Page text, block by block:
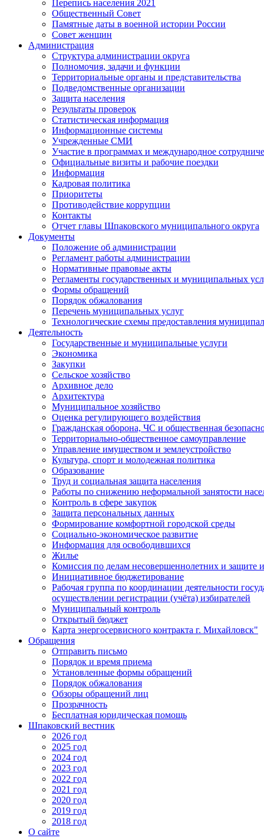
Перепись населения 2021
Общественный Совет
Памятные даты в военной истории России
Совет женщин
Администрация
Структура администрации округа
Полномочия, задачи и функции
Территориальные органы и представительства
Подведомственные организации
Защита населения
Результаты проверок
Статистическая информация
Информационные системы
Учрежденные СМИ
Участие в программах и международное
Официальные визиты и рабочие поездки
Информация
Кадровая политика
Приоритеты
Противодействие коррупции
Контакты
Отчет главы Шпаковского муниципального округа
Документы
Положение об администрации
Регламент работы администрации
Нормативные правовые акты
Регламенты государственных и муниципальных
Формы обращений
Порядок обжалования
Перечень муниципальных услуг
Технологические схемы предоставления
Деятельность
Государственные и муниципальные услуги
Экономика
Закупки
Сельское хозяйство
Архивное дело
Архитектура
Муниципальное хозяйство
Оценка регулирующего воздействия
Гражданская оборона, ЧС и общественная
Территориально-общественное самоуправление
Управление имуществом и землеустройство
Культура, спорт и молодежная политика
Образование
Труд и социальная защита населения
Работы по снижению неформальной занятости
Контроль в сфере закупок
Защита персональных данных
Формирование комфортной городской среды
Социально-экономическое развитие
Информация для освободившихся
Жилье
Комиссия по делам несовершеннолетних и защите
Инициативное бюджетирование
Рабочая группа по координации деятельности
осуществлении регистрации (учёта) избирателей
Муниципальный контроль
Открытый бюджет
Карта энергосервисного контракта г. Михайловск"
Обращения
Отправить письмо
Порядок и время приема
Установленные формы обращений
Порядок обжалования
Обзоры обращений лиц
Прозрачность
Бесплатная юридическая помощь
Шпаковский вестник
2026 год
2025 год
2024 год
2023 год
2022 год
2021 год
2020 год
2019 год
2018 год
О сайте